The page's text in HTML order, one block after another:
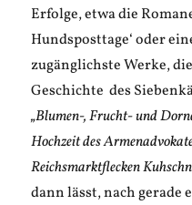
Erfolge, etwa die
Hundsposttage‘ oder
zugänglichste Werke,
Geschichte des
„Blumen-, Frucht- und
Hochzeit des
Reichsmarktflecken
dann lässt, nach gerade